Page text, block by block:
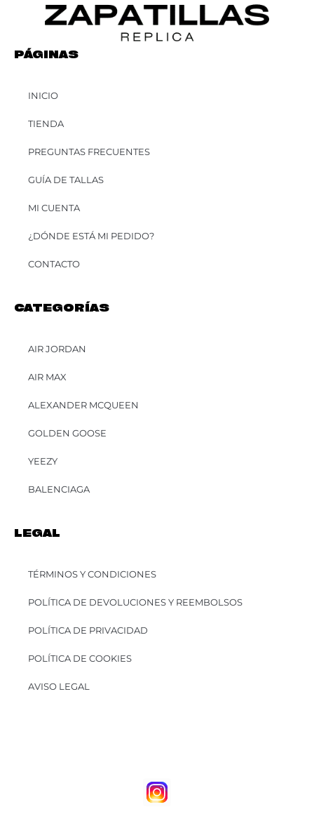
PÁGINAS
INICIO
TIENDA
PREGUNTAS FRECUENTES
GUÍA DE TALLAS
MI CUENTA
¿DÓNDE ESTÁ MI PEDIDO?
CONTACTO
CATEGORÍAS
AIR JORDAN
AIR MAX
ALEXANDER MCQUEEN
GOLDEN GOOSE
YEEZY
BALENCIAGA
LEGAL
TÉRMINOS Y CONDICIONES
POLÍTICA DE DEVOLUCIONES Y REEMBOLSOS
POLÍTICA DE PRIVACIDAD
POLÍTICA DE COOKIES
AVISO LEGAL